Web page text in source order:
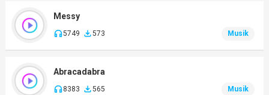
Messy
5749 573 Musik
Abracadabra
8383 565 Musik